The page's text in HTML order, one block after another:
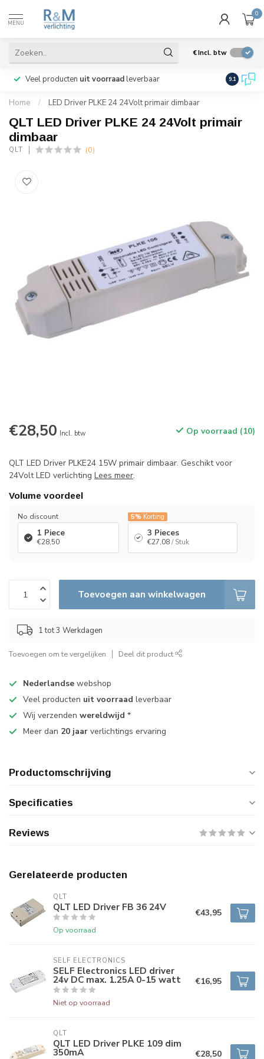
MENU
0
€Incl. btw
Veel producten uit voorraadleverbaar Wij
9.1
Home / LED Driver PLKE 24 24Volt primair dimbaar
QLT LED Driver PLKE 24 24Volt primair
dimbaar
QLT (0)
€28,50 Incl. btw Op voorraad (10)
QLT LED Driver PLKE24 15W primair dimbaar. Geschikt voor
24Volt LED verlichting Lees meer.
Volume voordeel
No discount
1 Piece
€28,50
5% Korting
3 Pieces
€27,08 / Stuk
Toevoegen aan winkelwagen
1 tot 3 Werkdagen
Toevoegen om te vergelijken Deel dit product
Nederlandse webshop
Veel producten uit voorraad leverbaar
Wij verzenden wereldwijd *
Meer dan 20 jaar verlichtings ervaring
Productomschrijving
Specificaties
Reviews
Gerelateerde producten
QLT
QLT LED Driver FB 36 24V
Op voorraad
€43,95
SELF ELECTRONICS
SELF Electronics LED driver
24v DC max. 1.25A 0-15 watt
Niet op voorraad
€16,95
QLT
QLT LED Driver PLKE 109 dim
350mA €28,50